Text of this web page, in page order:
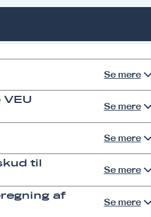
Se mere
Se mere
Se mere
til
Se mere
af
Se mere